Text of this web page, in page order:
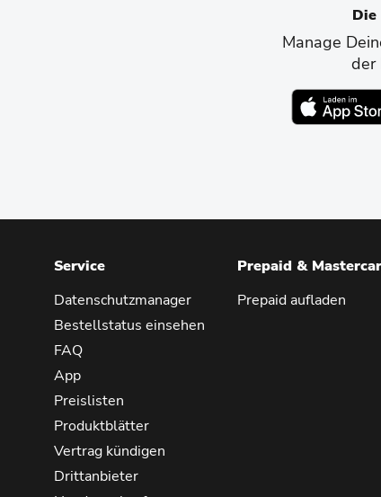
Manage
der
Service
Datenschutzmanager
Bestellstatus einsehen
FAQ
App
Preislisten
Produktblätter
Vertrag kündigen
Drittanbieter
Prepaid &
Prepaid aufladen